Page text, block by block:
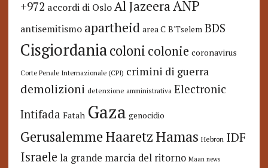
+972 accordi di Oslo Al JazeeraANP
antisemitismo apartheid area C B'Tselem BDS
Cisgiordaniacoloni colonie coronavirus
Corte Penale Internazionale (CPI) crimini di guerra
demolizioni detenzione amministrativa Electronic
Intifada Fatah Gaza genocidio
GerusalemmeHaaretzHamas Hebron IDF
Israele la grande marcia del ritorno Maan news